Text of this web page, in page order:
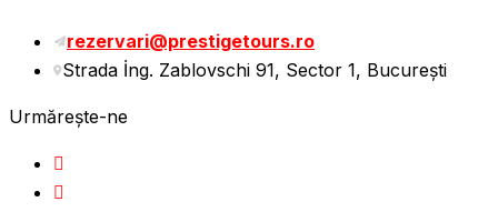
rezervari@prestigetours.ro
Strada İng. Zablovschi 91, Sector 1, Bucureşti
Urmărește-ne